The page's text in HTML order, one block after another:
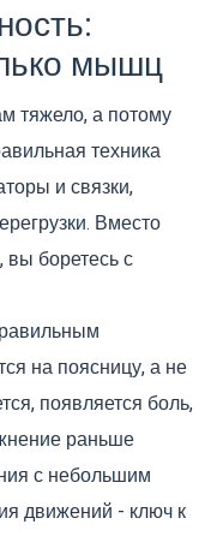
мышц
тяжело, а потому
техника
и связки,
Вместо
боретесь с
на поясницу, а не
появляется боль,
раньше
с небольшим
движений - ключ к